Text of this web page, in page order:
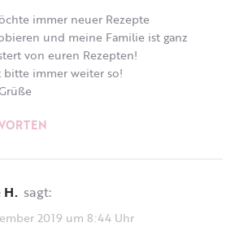
immer neuer Rezepte
und meine Familie ist ganz
von euren Rezepten!
bitte immer weiter so!
H. sagt:
2019 um 8:44 Uhr